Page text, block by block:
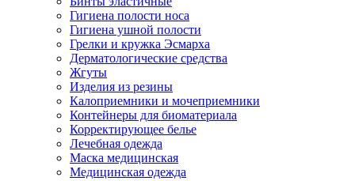
Гигиена полости носа
Гигиена ушной полости
Грелки и кружка Эсмарха
Дерматологические средства
Жгуты
Изделия из резины
Калоприемники и мочеприемники
Контейнеры для биоматериала
Корректирующее белье
Лечебная одежда
Маска медицинская
Медицинская одежда